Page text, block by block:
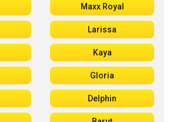
Maxx Royal
Larissa
Kaya
Gloria
Delphin